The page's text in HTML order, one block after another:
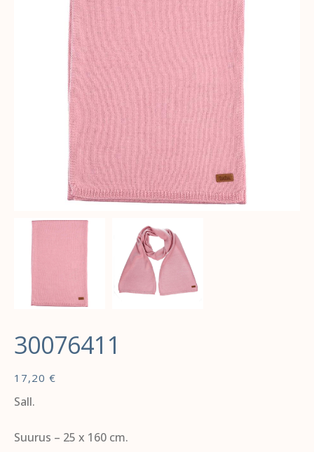
30076411
17,20 €
Sall.
Suurus – 25 x 160 cm.